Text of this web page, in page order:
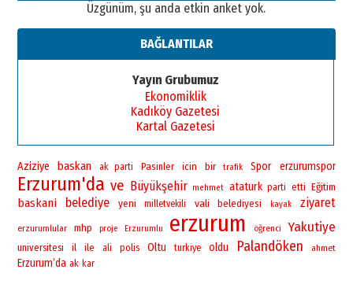
Üzgünüm, şu anda etkin anket yok.
BAĞLANTILAR
Yayın Grubumuz
Ekonomiklik
Kadıköy Gazetesi
Kartal Gazetesi
Aziziye baskan ak parti Pasinler icin bir trafik Spor erzurumspor
Erzurum'da ve Büyükşehir mehmet ataturk parti etti Eğitim
baskani belediye yeni milletvekili vali belediyesi kayak ziyaret
erzurumlular mhp proje Erzurumlu erzurum öğrenci Yakutiye
universitesi il ile ali polis Oltu turkiye oldu Palandöken ahmet
Erzurum’da ak kar